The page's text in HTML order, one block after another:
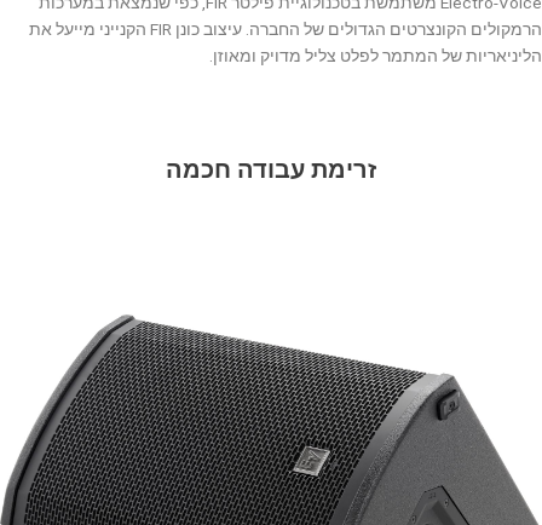
הרמקולים הקונצרטים הגדולים של החברה. עיצוב כונן FIR הקנייני מייעל את
הליניאריות של המתמר לפלט צליל מדויק ומאוזן.
זרימת עבודה חכמה